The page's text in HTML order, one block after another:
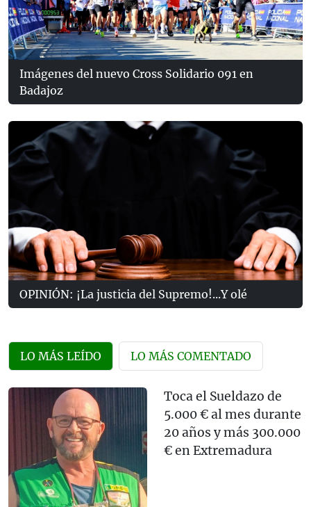
Imágenes del nuevo Cross Solidario 091 en
Badajoz
OPINIÓN: ¡La justicia del Supremo!...Y olé
LO MÁS LEÍDO LO MÁS COMENTADO
Toca el Sueldazo de
5.000 € al mes durante
20 años y más 300.000
€ en Extremadura